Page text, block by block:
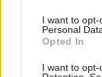
I want to
Personal
Opted In
I want to opt-